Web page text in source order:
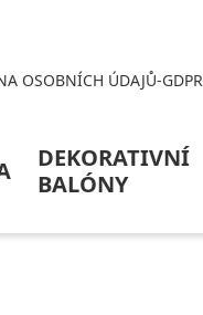
OSOBNÍCH ÚDAJŮ-GDPR
DEKORATIVNÍ
BALÓNY